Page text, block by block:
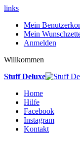
links
Mein
Mein
Anmelden
Willkommen
Stuff Deluxe
Home
Hilfe
Facebook
Instagram
Kontakt